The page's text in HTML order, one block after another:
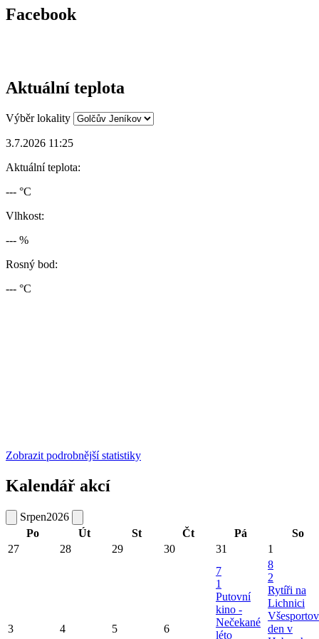
Facebook
Aktuální teplota
Výběr lokality
3.7.2026 11:25
Aktuální teplota:
--- °C
Vlhkost:
--- %
Rosný bod:
--- °C
Zobrazit podrobnější statistiky
Kalendář akcí
Srpen2026
Po
Út St Čt Pá
So
27
28 29 30 31 1
3 4 5 6
7
1
Putovní
kino -
Nečekané
léto
8
2
Rytíři na
Lichnici
den v